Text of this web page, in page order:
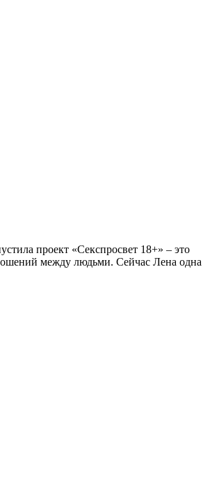
проект «Секспросвет 18+» – это
между людьми. Сейчас Лена одна